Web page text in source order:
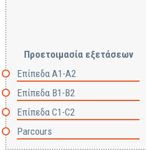
Προετοιμασία εξετάσεων
Επίπεδα A1-A2
Επίπεδα Β1-Β2
Επίπεδα C1-C2
Parcours